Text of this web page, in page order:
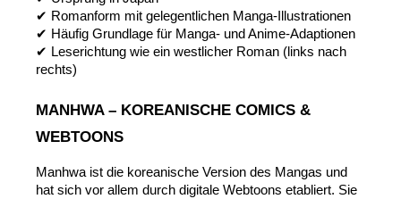
✔ Romanform mit gelegentlichen Manga-Illustrationen
✔ Häufig Grundlage für Manga- und Anime-Adaptionen
✔ Leserichtung wie ein westlicher Roman (links nach
rechts)
MANHWA – KOREANISCHE COMICS &
WEBTOONS
Manhwa ist die koreanische Version des Mangas und
hat sich vor allem durch digitale Webtoons etabliert. Sie